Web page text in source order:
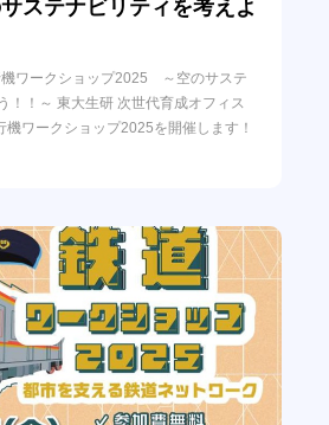
ONGについて
TAについて
アクセス
ご寄付について
教育関係者の方
業・団体の方
ステナビリティを考えよ
ワークショップ2025 ～空のサステ
！！～ 東大生研 次世代育成オフィス
機ワークショップ2025を開催します！